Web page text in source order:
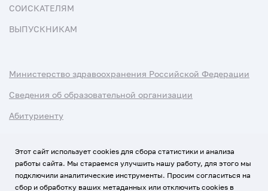
СОИСКАТЕЛЯМ
ВЫПУСКНИКАМ
Министерство здравоохранения Российской Федерации
Сведения об образовательной организации
Абитуриенту
Политика обработки персональных данных
Этот сайт использует cookies для сбора статистики и анализа
работы сайта. Мы стараемся улучшить нашу работу, для этого мы
подключили аналитические инструменты. Просим согласиться на
сбор и обработку ваших метаданных или отключить cookies в